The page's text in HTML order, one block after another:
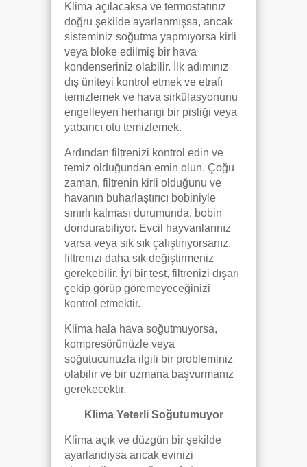
Klima açılacaksa ve termostatınız
doğru şekilde ayarlanmışsa, ancak
sisteminiz soğutma yapmıyorsa kirli
veya bloke edilmiş bir hava
kondenseriniz olabilir. İlk adımınız
dış üniteyi kontrol etmek ve etrafı
temizlemek ve hava sirkülasyonunu
engelleyen herhangi bir pisliği veya
yabancı otu temizlemek.
Ardından filtrenizi kontrol edin ve
temiz olduğundan emin olun. Çoğu
zaman, filtrenin kirli olduğunu ve
havanın buharlaştırıcı bobiniyle
sınırlı kalması durumunda, bobin
dondurabiliyor. Evcil hayvanlarınız
varsa veya sık sık çalıştırıyorsanız,
filtrenizi daha sık değiştirmeniz
gerekebilir. İyi bir test, filtrenizi dışarı
çekip görüp göremeyeceğinizi
kontrol etmektir.
Klima hala hava soğutmuyorsa,
kompresörünüzle veya
soğutucunuzla ilgili bir probleminiz
olabilir ve bir uzmana başvurmanız
gerekecektir.
Klima Yeterli Soğutumuyor
Klima açık ve düzgün bir şekilde
ayarlandıysa ancak evinizi